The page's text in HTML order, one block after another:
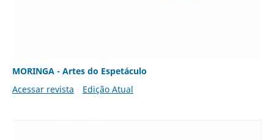
MORINGA - Artes do Espetáculo
Acessar revista
Edição Atual